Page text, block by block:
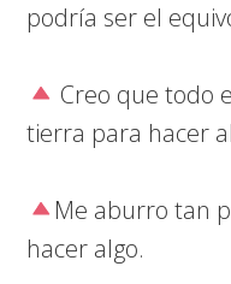
podría ser el
Creo que todo
tierra para hacer
Me aburro tan
hacer algo.